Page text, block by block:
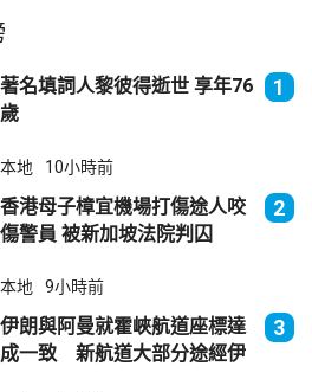
著名填詞人黎彼得逝世 享年76
歲
1
本地 10小時前
香港母子樟宜機場打傷途人咬
傷警員 被新加坡法院判囚
2
本地 9小時前
伊朗與阿曼就霍峽航道座標達
成一致 新航道大部分途經伊
3